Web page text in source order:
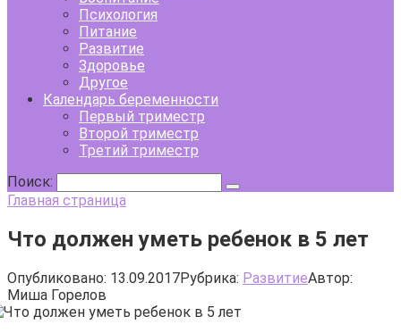
Психология
Питание
Развитие
Здоровье
Другое
Календарь беременности
Первый триместр
Второй триместр
Третий триместр
Поиск:
Главная страница
Что должен уметь ребенок в 5 лет
Опубликовано: 13.09.2017Рубрика: РазвитиеАвтор:
Миша Горелов